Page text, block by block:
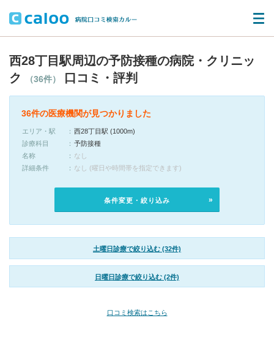
西28丁目駅周辺の予防接種の病院・クリニッ
ク
（36件） 口コミ・評判
36件の医療機関が見つかりました
エリア・駅
西28丁目駅 (1000m)
診療科目
予防接種
名称
なし
詳細条件
なし (曜日や時間帯を指定できます)
条件変更・絞り込み
土曜日診療で絞り込む (32件)
日曜日診療で絞り込む (2件)
口コミ検索はこちら